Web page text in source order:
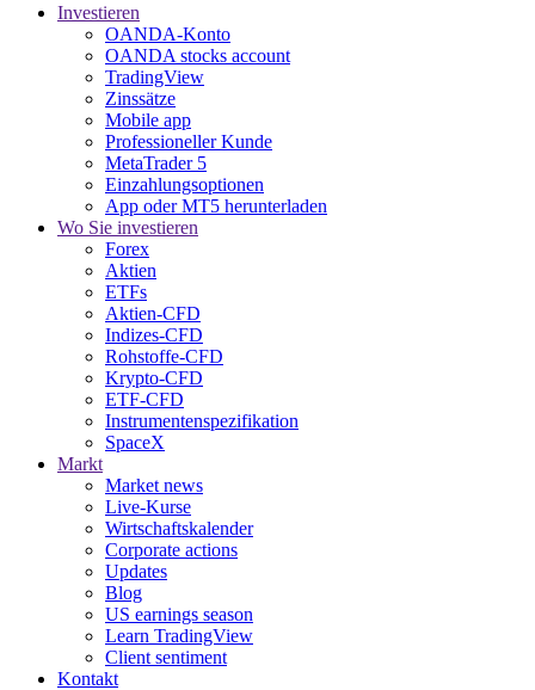
Investieren
OANDA-Konto
OANDA stocks account
TradingView
Zinssätze
Mobile app
Professioneller Kunde
MetaTrader 5
Einzahlungsoptionen
App oder MT5 herunterladen
Wo Sie investieren
Forex
Aktien
ETFs
Aktien-CFD
Indizes-CFD
Rohstoffe-CFD
Krypto-CFD
ETF-CFD
Instrumentenspezifikation
SpaceX
Markt
Market news
Live-Kurse
Wirtschaftskalender
Corporate actions
Updates
Blog
US earnings season
Learn TradingView
Client sentiment
Kontakt